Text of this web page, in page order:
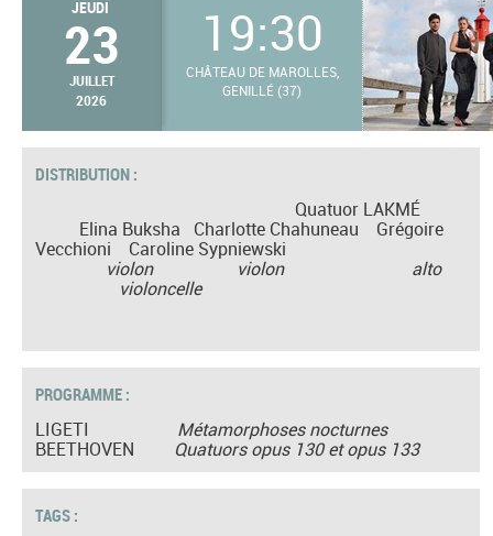
JEUDI
23
JUILLET
2026
19:30
CHÂTEAU DE MAROLLES,
GENILLÉ (37)
DISTRIBUTION :
Quatuor LAKMÉ
Elina Buksha Charlotte Chahuneau Grégoire
Vecchioni Caroline Sypniewski
violon violon alto
violoncelle
PROGRAMME :
LIGETI Métamorphoses nocturnes
BEETHOVEN Quatuors opus 130 et opus 133
TAGS :